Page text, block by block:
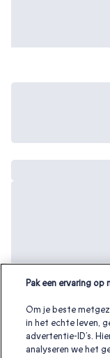
Pak een ervaring op
Om je beste
in het echte leven,
advertentie-ID’s.
analyseren we het